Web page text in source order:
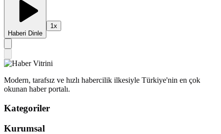
Haberi Dinle
1x
Modern, tarafsız ve hızlı habercilik ilkesiyle Türkiye'nin en çok
okunan haber portalı.
Kategoriler
Kurumsal